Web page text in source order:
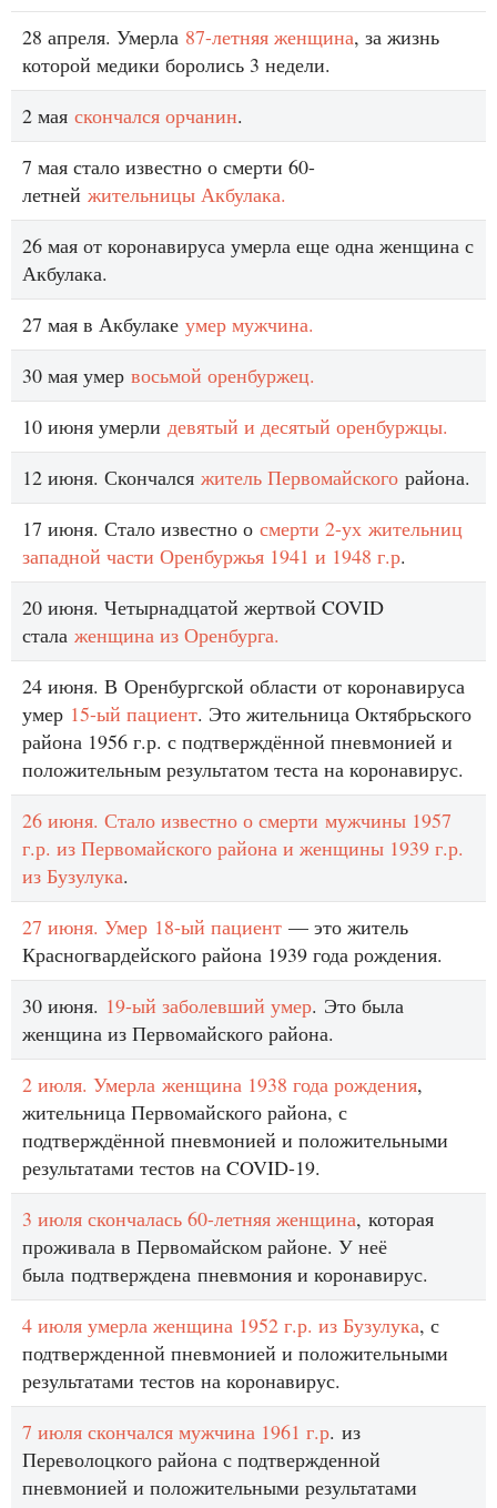
28 апреля. Умерла 87-летняя женщина, за жизнь
которой медики боролись 3 недели.
2 мая скончался орчанин.
7 мая стало известно о смерти 60-
летней жительницы Акбулака.
26 мая от коронавируса умерла еще одна женщина с
Акбулака.
27 мая в Акбулаке умер мужчина.
30 мая умер восьмой оренбуржец.
10 июня умерли девятый и десятый оренбуржцы.
12 июня. Скончался житель Первомайского района.
17 июня. Стало известно о смерти 2-ух жительниц
западной части Оренбуржья 1941 и 1948 г.р.
20 июня. Четырнадцатой жертвой COVID
стала женщина из Оренбурга.
24 июня. В Оренбургской области от коронавируса
умер 15-ый пациент. Это жительница Октябрьского
района 1956 г.р. с подтверждённой пневмонией и
положительным результатом теста на коронавирус.
26 июня. Стало известно о смерти мужчины 1957
г.р. из Первомайского района и женщины 1939 г.р.
из Бузулука.
27 июня. Умер 18-ый пациент — это житель
Красногвардейского района 1939 года рождения.
30 июня. 19-ый заболевший умер. Это была
женщина из Первомайского района.
2 июля. Умерла женщина 1938 года рождения,
жительница Первомайского района, с
подтверждённой пневмонией и положительными
результатами тестов на COVID-19.
3 июля скончалась 60-летняя женщина, которая
проживала в Первомайском районе. У неё
была подтверждена пневмония и коронавирус.
4 июля умерла женщина 1952 г.р. из Бузулука, с
подтвержденной пневмонией и положительными
результатами тестов на коронавирус.
7 июля скончался мужчина 1961 г.р. из
Переволоцкого района с подтвержденной
пневмонией и положительными результатами